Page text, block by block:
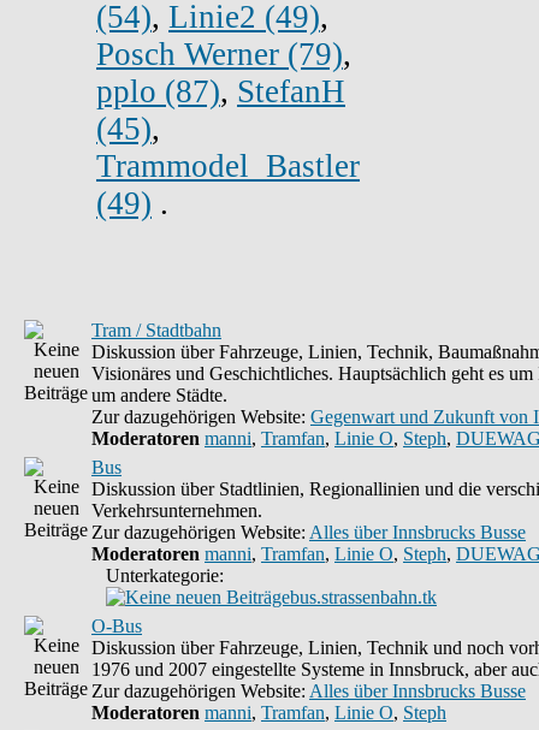
(54), Linie2 (49),
Posch Werner (79),
pplo (87), StefanH
(45),
Trammodel_Bastler
(49) .
Tram / Stadtbahn
Diskussion über Fahrzeuge, Linien, Technik,
Visionäres und Geschichtliches. Hauptsächlich geht es
um andere Städte.
Zur dazugehörigen Website: Gegenwart und Zukunft von
Moderatoren manni, Tramfan, Linie O, Steph,
Bus
Diskussion über Stadtlinien, Regionallinien und die
Verkehrsunternehmen.
Zur dazugehörigen Website: Alles über Innsbrucks Busse
Moderatoren manni, Tramfan, Linie O, Steph,
Unterkategorie:
bus.strassenbahn.tk
O-Bus
Diskussion über Fahrzeuge, Linien, Technik und noch
1976 und 2007 eingestellte Systeme in Innsbruck, aber
Zur dazugehörigen Website: Alles über Innsbrucks Busse
Moderatoren manni, Tramfan, Linie O, Steph